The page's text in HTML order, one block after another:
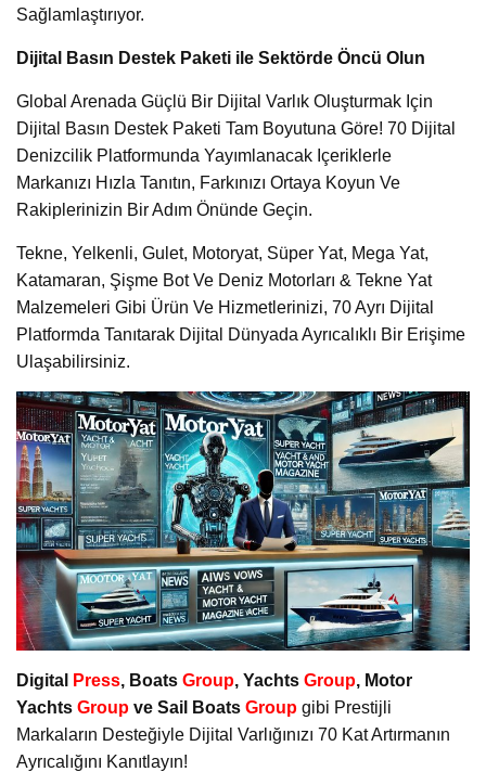
Sağlamlaştırıyor.
Dijital Basın Destek Paketi ile Sektörde Öncü Olun
Global Arenada Güçlü Bir Dijital Varlık Oluşturmak Için
Dijital Basın Destek Paketi Tam Boyutuna Göre! 70 Dijital
Denizcilik Platformunda Yayımlanacak Içeriklerle
Markanızı Hızla Tanıtın, Farkınızı Ortaya Koyun Ve
Rakiplerinizin Bir Adım Önünde Geçin.
Tekne, Yelkenli, Gulet, Motoryat, Süper Yat, Mega Yat,
Katamaran, Şişme Bot Ve Deniz Motorları & Tekne Yat
Malzemeleri Gibi Ürün Ve Hizmetlerinizi, 70 Ayrı Dijital
Platformda Tanıtarak Dijital Dünyada Ayrıcalıklı Bir Erişime
Ulaşabilirsiniz.
Digital Press, Boats Group, Yachts Group, Motor
Yachts Group ve Sail Boats Group gibi Prestijli
Markaların Desteğiyle Dijital Varlığınızı 70 Kat Artırmanın
Ayrıcalığını Kanıtlayın!